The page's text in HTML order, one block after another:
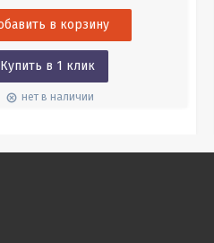
Купить в 1 клик
нет в наличии